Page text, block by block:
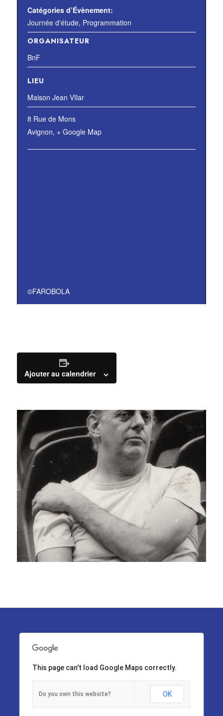
Catégories d’Évènement:
Journée d'étude, Programmation
ORGANISATEUR
BnF
LIEU
Maison Jean VIlar
8 Rue de Mons
Avignon, + Google Map
©FAROBOLA
Ajouter au calendrier
This page can't load Google Maps correctly.
Do you own this website? OK